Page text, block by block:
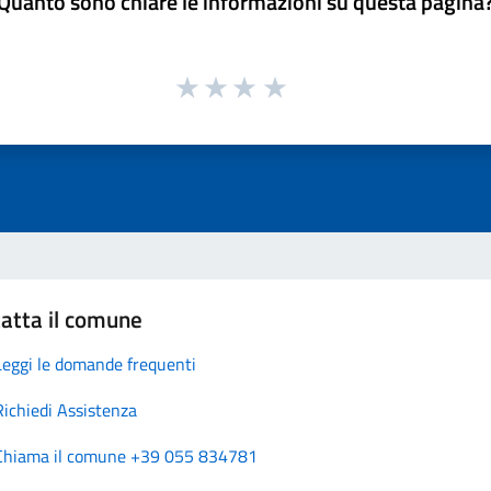
il comune
le domande frequenti
Assistenza
il comune +39 055 834781